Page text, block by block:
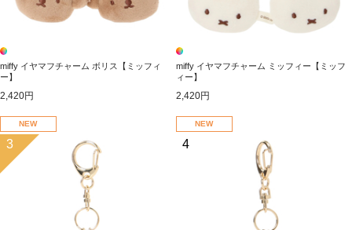
miffy イヤマフチャーム ボリス【ミッフィ
ー】
2,420円
miffy イヤマフチャーム ミッフィー【ミッフ
ィー】
2,420円
NEW
3
NEW
4